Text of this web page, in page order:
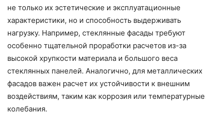
не только их эстетические и эксплуатационные
характеристики, но и способность выдерживать
нагрузку. Например, стеклянные фасады требуют
особенно тщательной проработки расчетов из-за
высокой хрупкости материала и большого веса
стеклянных панелей. Аналогично, для металлических
фасадов важен расчет их устойчивости к внешним
воздействиям, таким как коррозия или температурные
колебания.